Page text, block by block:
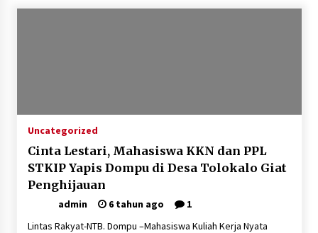
Uncategorized
Cinta Lestari, Mahasiswa KKN dan PPL
STKIP Yapis Dompu di Desa Tolokalo Giat
Penghijauan
admin 6 tahun ago
1
Lintas Rakyat-NTB. Dompu –Mahasiswa Kuliah Kerja Nyata